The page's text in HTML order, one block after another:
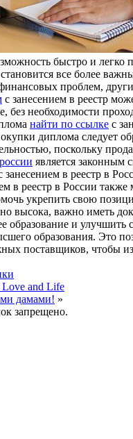
быстро и
все более
проблем,
с занесением в реестр
необходимости
найти по ссылке с
диплома следует
поскольку
является законным
в реестр в
в реестр в России
укрепить свою
высока, важно иметь
образование и
образования. Это
поставщиков, чтобы
Love and Life
дамами! »
запрещено.